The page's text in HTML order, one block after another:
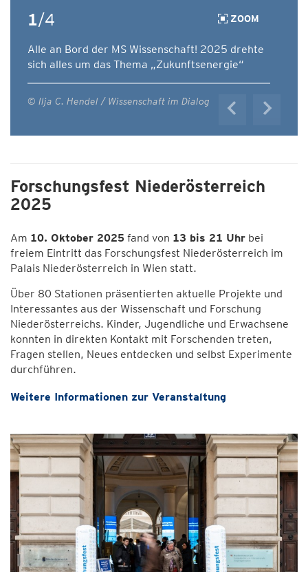
1/4 ZOOM
Alle an Bord der MS Wissenschaft! 2025 drehte
sich alles um das Thema „Zukunftsenergie“
© Ilja C. Hendel / Wissenschaft im Dialog
Forschungsfest Niederösterreich
2025
Am 10. Oktober 2025 fand von 13 bis 21 Uhr bei
freiem Eintritt das Forschungsfest Niederösterreich im
Palais Niederösterreich in Wien statt.
Über 80 Stationen präsentierten aktuelle Projekte und
Interessantes aus der Wissenschaft und Forschung
Niederösterreichs. Kinder, Jugendliche und Erwachsene
konnten in direkten Kontakt mit Forschenden treten,
Fragen stellen, Neues entdecken und selbst Experimente
durchführen.
Weitere Informationen zur Veranstaltung